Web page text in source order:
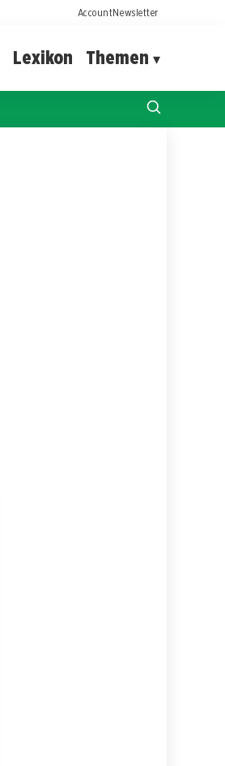
AccountNewsletter
Lexikon Themen